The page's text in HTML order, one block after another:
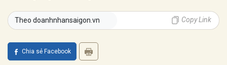
Theo doanhnhansaigon.vn Copy Link
Chia sẻ Facebook